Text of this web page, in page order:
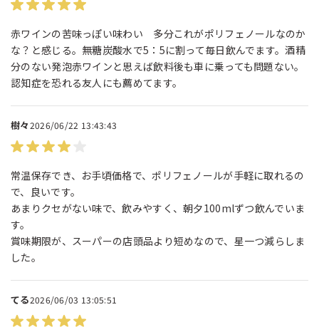
赤ワインの苦味っぽい味わい 多分これがポリフェノールなのか
な？と感じる。無糖炭酸水で5：5に割って毎日飲んでます。酒精
分のない発泡赤ワインと思えば飲料後も車に乗っても問題ない。
認知症を恐れる友人にも薦めてます。
樹々2026/06/22 13:43:43
常温保存でき、お手頃価格で、ポリフェノールが手軽に取れるの
で、良いです。
あまりクセがない味で、飲みやすく、朝夕100mlずつ飲んでいま
す。
賞味期限が、スーパーの店頭品より短めなので、星一つ減らしま
した。
てる2026/06/03 13:05:51